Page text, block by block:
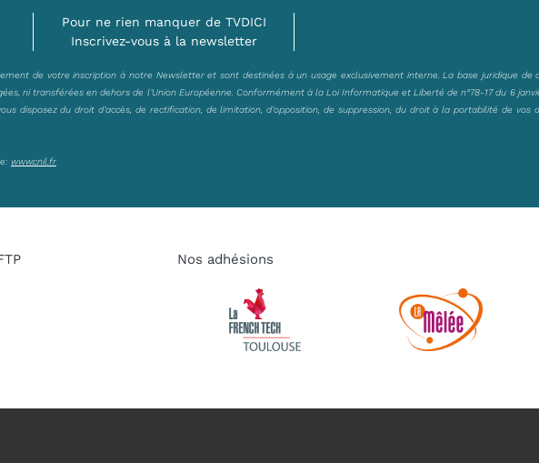
Pour ne rien manquer de TVDICI
Inscrivez-vous à la newsletter
de votre inscription à notre Newsletter et sont destinées à un usage exclusivement interne. La base juridique
ni transférées en dehors de l’Union Européenne. Conformément à la Loi Informatique et Liberté de n°78-17 du 6
disposez du droit d’accès, de rectification, de limitation, d’opposition, de suppression, du droit à la portabilité de
www.cnil.fr
Nos adhésions